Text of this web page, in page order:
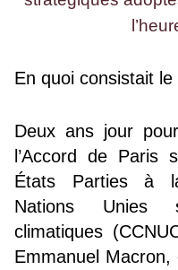
En quoi consistait
Deux ans jour
l’Accord de Paris
États Parties à
Nations Unies
climatiques
Emmanuel Macron,